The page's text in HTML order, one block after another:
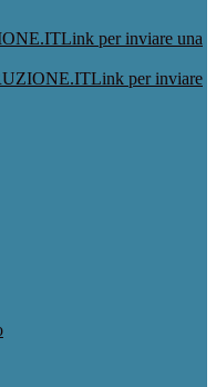
Link per inviare una
Link per inviare